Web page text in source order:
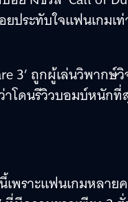
ประทับใจแฟนเกม
3’ ถูกผู้เล่นวิพาก
าโดนรีวิวบอมบ์หนัก
พราะแฟนเกมหลา